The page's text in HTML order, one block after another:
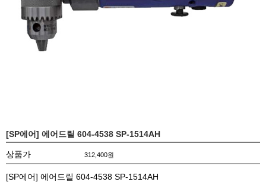
[SP에어] 에어드릴 604-4538 SP-1514AH
상품가 312,400원
[SP에어] 에어드릴 604-4538 SP-1514AH